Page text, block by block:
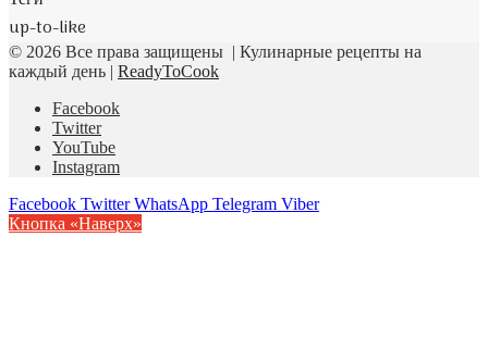
up-to-like
© 2026 Все права защищены | Кулинарные рецепты на
каждый день | ReadyToCook
Facebook
Twitter
YouTube
Instagram
Facebook Twitter WhatsApp Telegram Viber
Кнопка «Наверх»